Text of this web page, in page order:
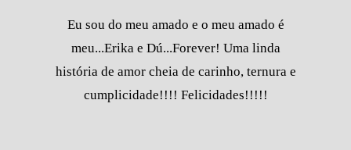
Eu sou do meu amado e o meu amado é
meu...Erika e Dú...Forever! Uma linda
história de amor cheia de carinho, ternura e
cumplicidade!!!! Felicidades!!!!!